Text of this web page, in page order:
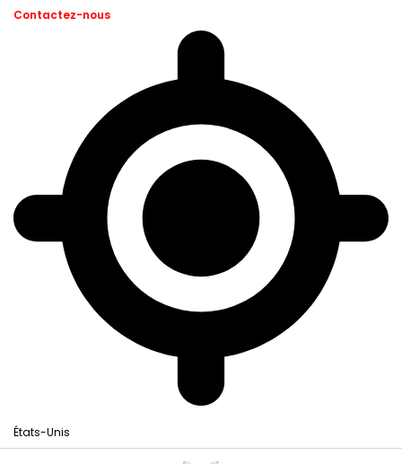
Contactez-nous
États-Unis